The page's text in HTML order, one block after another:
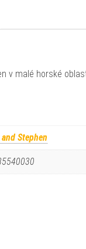
v malé horské
Stephen